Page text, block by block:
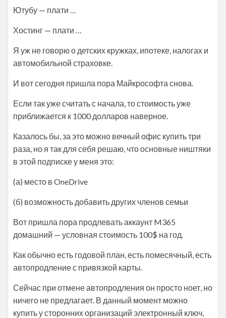
Ютубу — плати …
Хостинг — плати …
Я уж не говорю о детских кружках, ипотеке, налогах и
автомобильной страховке.
И вот сегодня пришла пора Майкрософта снова.
Если так уже считать с начала, то стоимость уже
приближается к 1000 долларов наверное.
Казалось бы, за это можно вечный офис купить три
раза, но я так для себя решаю, что основные ништяки
в этой подписке у меня это:
(а) место в OneDrive
(б) возможность добавить других членов семьи
Вот пришла пора продлевать аккаунт M365
домашний — условная стоимость 100$ на год.
Как обычно есть годовой план, есть помесячный, есть
автопродление с привязкой карты.
Сейчас при отмене автопродления он просто ноет, но
ничего не предлагает. В данный момент можно
купить у сторонних организаций электронный ключ,